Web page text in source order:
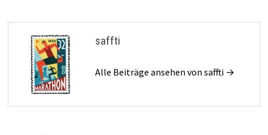
saffti
Alle Beiträge ansehen von saffti →